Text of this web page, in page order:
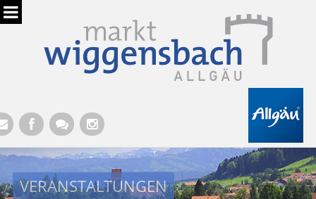
VERANSTALTUNGEN